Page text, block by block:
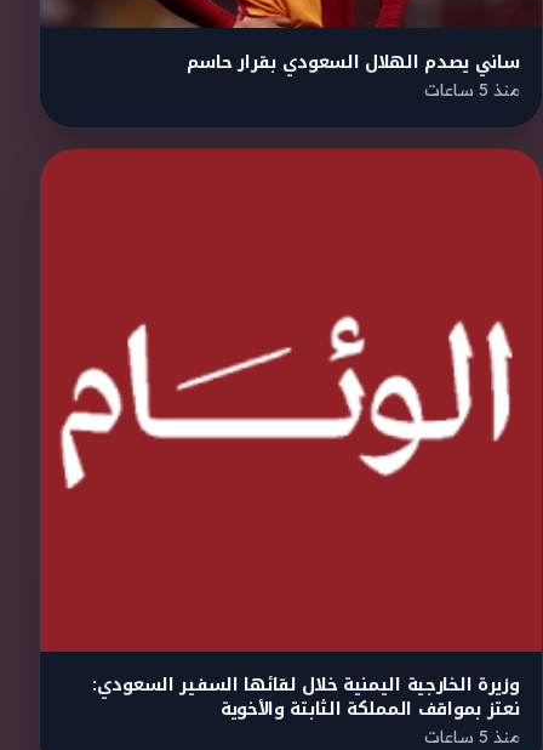
ساني يصدم الهلال السعودي بقرار حاسم
منذ 5 ساعات
وزيرة الخارجية اليمنية خلال لقائها السفير السعودي:
نعتز بمواقف المملكة الثابتة والأخوية
منذ 5 ساعات